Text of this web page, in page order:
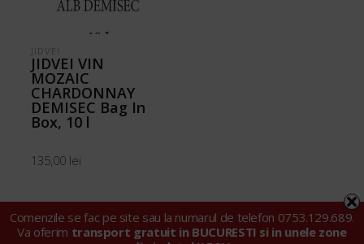
JIDVEI
JIDVEI VIN
MOZAIC
CHARDONNAY
DEMISEC Bag In
Box, 10 l
135,00 lei
Comenzile se fac pe site sau la numarul de telefon 0753.129.689.
Va oferim transport gratuit in BUCURESTI si in unele zone